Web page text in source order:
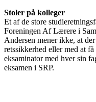
Stoler på kolleger
Et af de store
Foreningen Af Lærere i
Andersen mener ikke, at
retssikkerhed eller med at
eksaminator med hver sin
eksamen i SRP.